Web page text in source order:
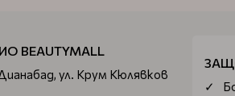
BEAUTYMALL
ул. Крум Кюлявков